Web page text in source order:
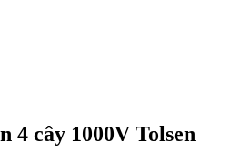
4 cây 1000V Tolsen